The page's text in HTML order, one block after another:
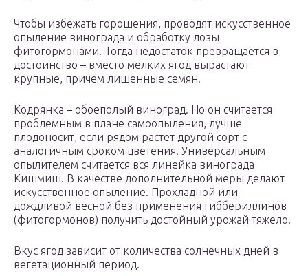
Чтобы избежать горошения, проводят искусственное
опыление винограда и обработку лозы
фитогормонами. Тогда недостаток превращается в
достоинство – вместо мелких ягод вырастают
крупные, причем лишенные семян.
Кодрянка – обоеполый виноград. Но он считается
проблемным в плане самоопыления, лучше
плодоносит, если рядом растет другой сорт с
аналогичным сроком цветения. Универсальным
опылителем считается вся линейка винограда
Кишмиш. В качестве дополнительной меры делают
искусственное опыление. Прохладной или
дождливой весной без применения гиббериллинов
(фитогормонов) получить достойный урожай тяжело.
Вкус ягод зависит от количества солнечных дней в
вегетационный период.